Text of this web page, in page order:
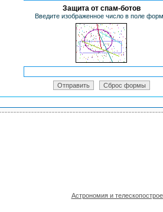
Защита от спам-ботов
Введите изображенное число в поле
Астрономия и